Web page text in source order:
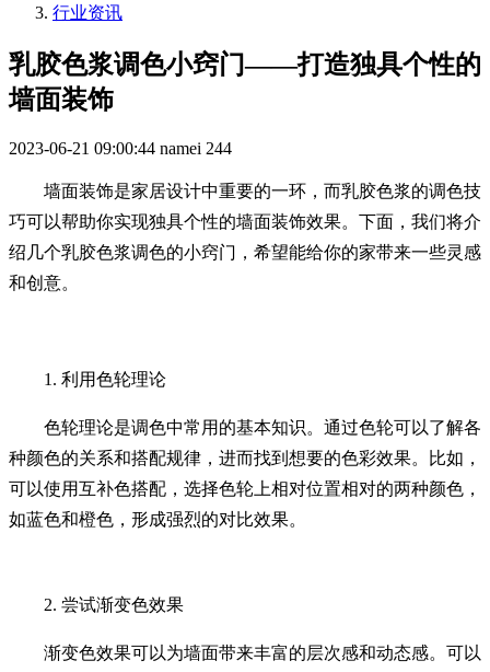
行业资讯
乳胶色浆调色小窍门——打造独具个性的
墙面装饰
2023-06-21 09:00:44 namei 244
墙面装饰是家居设计中重要的一环，而乳胶色浆的调色技
巧可以帮助你实现独具个性的墙面装饰效果。下面，我们将介
绍几个乳胶色浆调色的小窍门，希望能给你的家带来一些灵感
和创意。
1. 利用色轮理论
色轮理论是调色中常用的基本知识。通过色轮可以了解各
种颜色的关系和搭配规律，进而找到想要的色彩效果。比如，
可以使用互补色搭配，选择色轮上相对位置相对的两种颜色，
如蓝色和橙色，形成强烈的对比效果。
2. 尝试渐变色效果
渐变色效果可以为墙面带来丰富的层次感和动态感。可以